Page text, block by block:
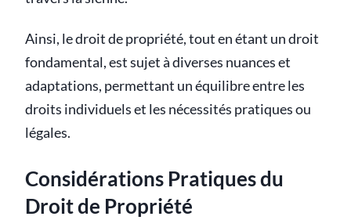
Ainsi, le droit de propriété, tout en étant un droit
fondamental, est sujet à diverses nuances et
adaptations, permettant un équilibre entre les
droits individuels et les nécessités pratiques ou
légales.
Considérations Pratiques du
Droit de Propriété